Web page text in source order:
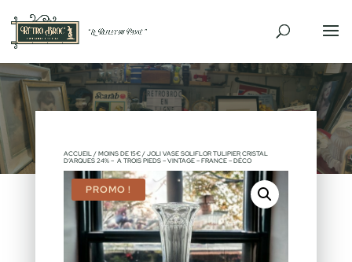
ACCUEIL/ MOINS DE 15€/ JOLI VASE SOLIFLOR TULIPIER CRISTAL
D’ARQUES 24% – A TROIS PIEDS – VINTAGE – FRANCE – DÉCO
PROMO !